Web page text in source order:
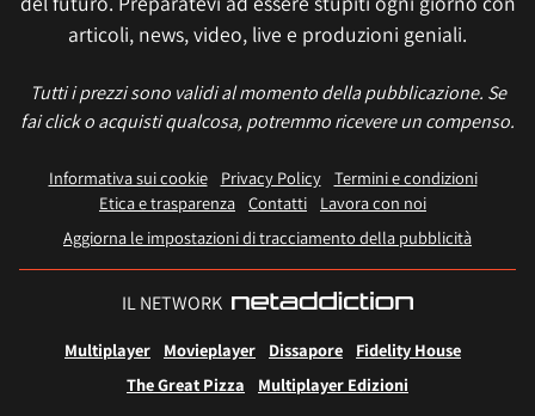
articoli, news, video, live e produzioni geniali.
Tutti i prezzi sono validi al momento della pubblicazione. Se
fai click o acquisti qualcosa, potremmo ricevere un compenso.
Informativa sui cookie Privacy Policy
Termini e condizioni
Etica e trasparenza Contatti
Lavora con noi
Aggiorna le impostazioni di tracciamento della pubblicità
IL NETWORK
Multiplayer Movieplayer Dissapore
Fidelity House
The Great Pizza
Multiplayer Edizioni